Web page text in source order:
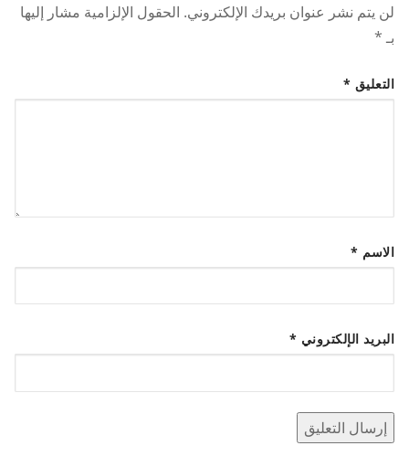
لن يتم نشر عنوان بريدك الإلكتروني. الحقول الإلزامية مشار إليها
بـ*
التعليق *
الاسم *
البريد الإلكتروني *